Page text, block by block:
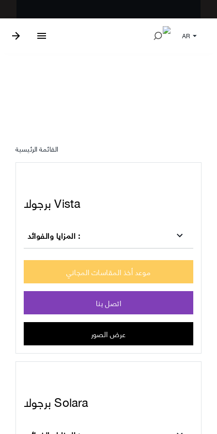
AR
القائمة الرئيسية
برجولا Vista
المزايا والفوائد :
موعد أخذ المقاسات المجاني
اتصل بنا
عرض الصور
برجولا Solara